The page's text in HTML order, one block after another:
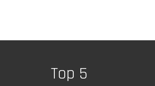
Top 5